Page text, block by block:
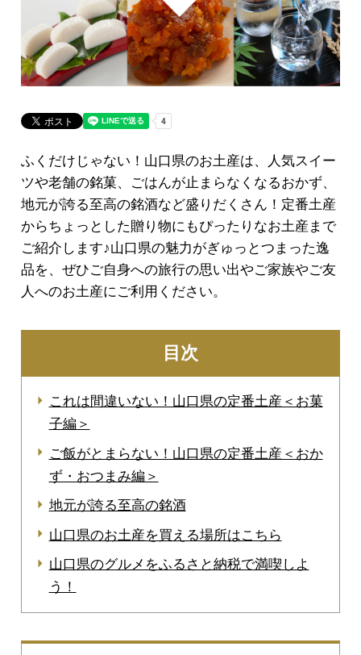
ふくだけじゃない！山口県のお土産は、人気スイー
ツや老舗の銘菓、ごはんが止まらなくなるおかず、
地元が誇る至高の銘酒など盛りだくさん！定番土産
からちょっとした贈り物にもぴったりなお土産まで
ご紹介します♪山口県の魅力がぎゅっとつまった逸
品を、ぜひご自身への旅行の思い出やご家族やご友
人へのお土産にご利用ください。
目次
これは間違いない！山口県の定番土産＜お菓
子編＞
ご飯がとまらない！山口県の定番土産＜おか
ず・おつまみ編＞
地元が誇る至高の銘酒
山口県のお土産を買える場所はこちら
山口県のグルメをふるさと納税で満喫しよ
う！